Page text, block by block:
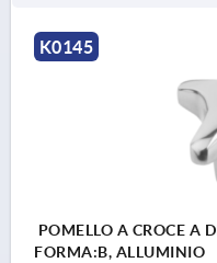
K0145
POMELLO A CROCE A
FORMA:B, ALLUMINIO